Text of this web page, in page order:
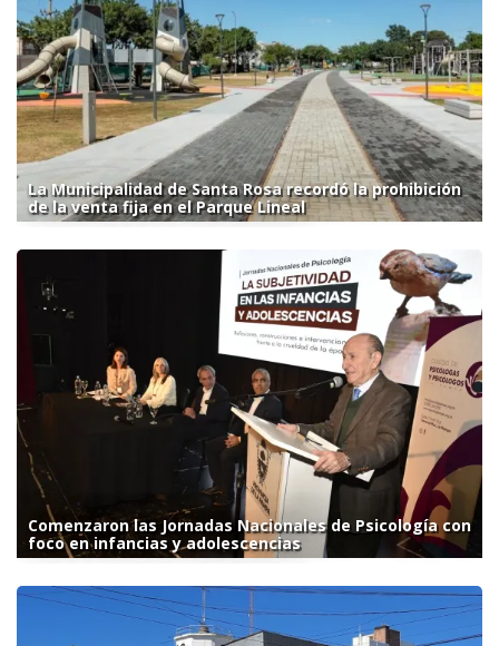
La Municipalidad de Santa Rosa recordó la prohibición
de la venta fija en el Parque Lineal
Comenzaron las Jornadas Nacionales de Psicología con
foco en infancias y adolescencias